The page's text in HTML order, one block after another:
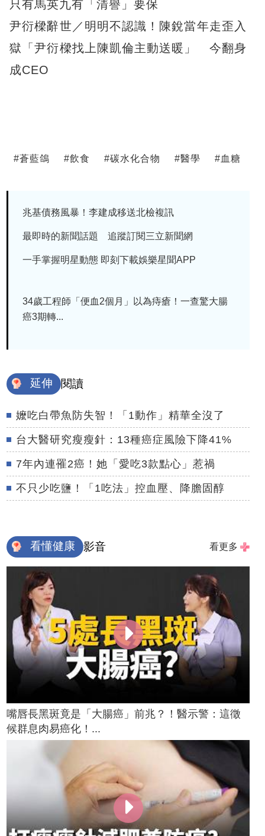
只有馬英九有「清譽」要保
尹衍樑辭世／明明不認識！陳銳當年走歪入
獄「尹衍樑找上陳凱倫主動送暖」 今翻身
成CEO
#蒼藍鴿 #飲食 #碳水化合物 #醫學 #血糖
兆基債務風暴！李建成移送北檢複訊
最即時的新聞話題 追蹤訂閱三立新聞網
一手掌握明星動態 即刻下載娛樂星聞APP
34歲工程師「便血2個月」以為痔瘡！一查驚大腸
癌3期轉...
延伸 閱讀
嬤吃白帶魚防失智！「1動作」精華全沒了
台大醫研究瘦瘦針：13種癌症風險下降41%
7年內連罹2癌！她「愛吃3款點心」惹禍
不只少吃鹽！「1吃法」控血壓、降膽固醇
看懂健康 影音 看更多
嘴唇長黑斑竟是「大腸癌」前兆？！醫示警：這徵
候群息肉易癌化！...